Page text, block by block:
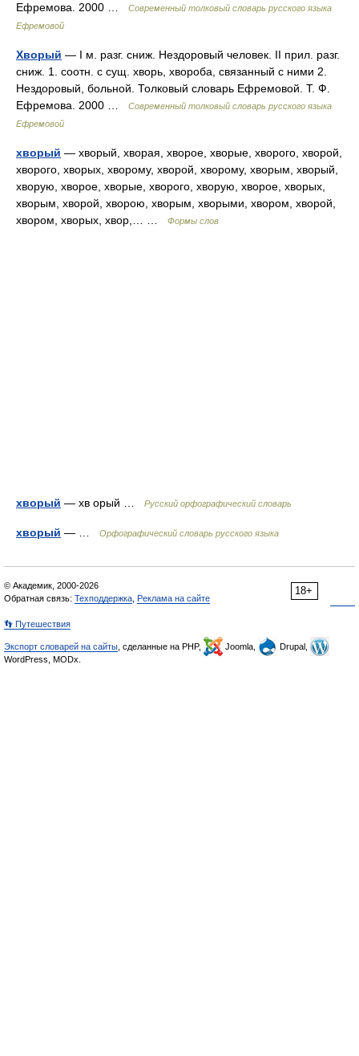
Ефремова. 2000 …
Современный толковый словарь русского языка
Ефремовой
Хворый — I м. разг. сниж. Нездоровый человек. II прил. разг.
сниж. 1. соотн. с сущ. хворь, хвороба, связанный с ними 2.
Нездоровый, больной. Толковый словарь Ефремовой. Т. Ф.
Ефремова. 2000 …
Современный толковый словарь русского языка
Ефремовой
хворый — хворый, хворая, хворое, хворые, хворого, хворой,
хворого, хворых, хворому, хворой, хворому, хворым, хворый,
хворую, хворое, хворые, хворого, хворую, хворое, хворых,
хворым, хворой, хворою, хворым, хворыми, хвором, хворой,
хвором, хворых, хвор,… …
Формы слов
хворый — хв орый … Русский орфографический словарь
хворый — … Орфографический словарь русского языка
18+
© Академик, 2000-2026
Обратная связь: Техподдержка Реклама на сайте
👣 Путешествия
Экспорт словарей на сайты , сделанные на PHP, Joomla,
Drupal,
WordPress, MODx.